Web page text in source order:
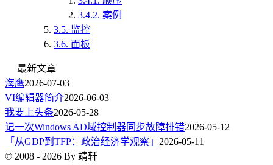
3.4.2. 案例
3.5. 监控
3.6. 面板
最新文章
海鹰2026-07-03
VI编辑器简介2026-06-03
我要上头条2026-05-28
记一次Windows AD域控制器同步故障排错2026-05-12
「从GDP到TFP：政治经济学观察」 2026-05-11
© 2008 - 2026 By 靖轩